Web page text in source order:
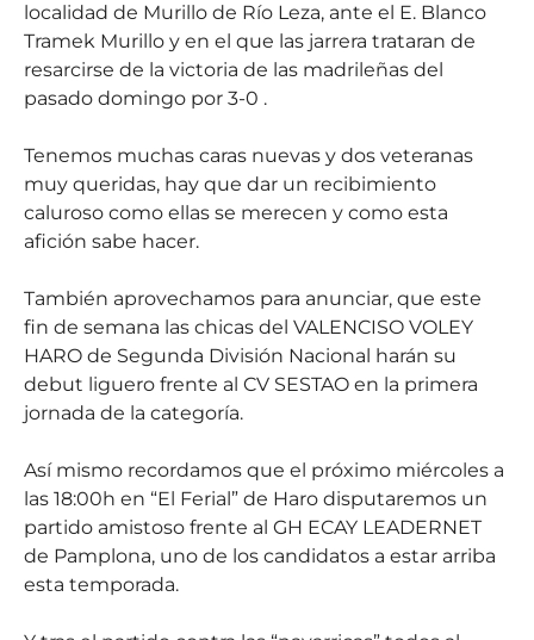
localidad de Murillo de Río Leza, ante el E. Blanco
Tramek Murillo y en el que las jarrera trataran de
resarcirse de la victoria de las madrileñas del
pasado domingo por 3-0 .
Tenemos muchas caras nuevas y dos veteranas
muy queridas, hay que dar un recibimiento
caluroso como ellas se merecen y como esta
afición sabe hacer.
También aprovechamos para anunciar, que este
fin de semana las chicas del VALENCISO VOLEY
HARO de Segunda División Nacional harán su
debut liguero frente al CV SESTAO en la primera
jornada de la categoría.
Así mismo recordamos que el próximo miércoles a
las 18:00h en “El Ferial” de Haro disputaremos un
partido amistoso frente al GH ECAY LEADERNET
de Pamplona, uno de los candidatos a estar arriba
esta temporada.